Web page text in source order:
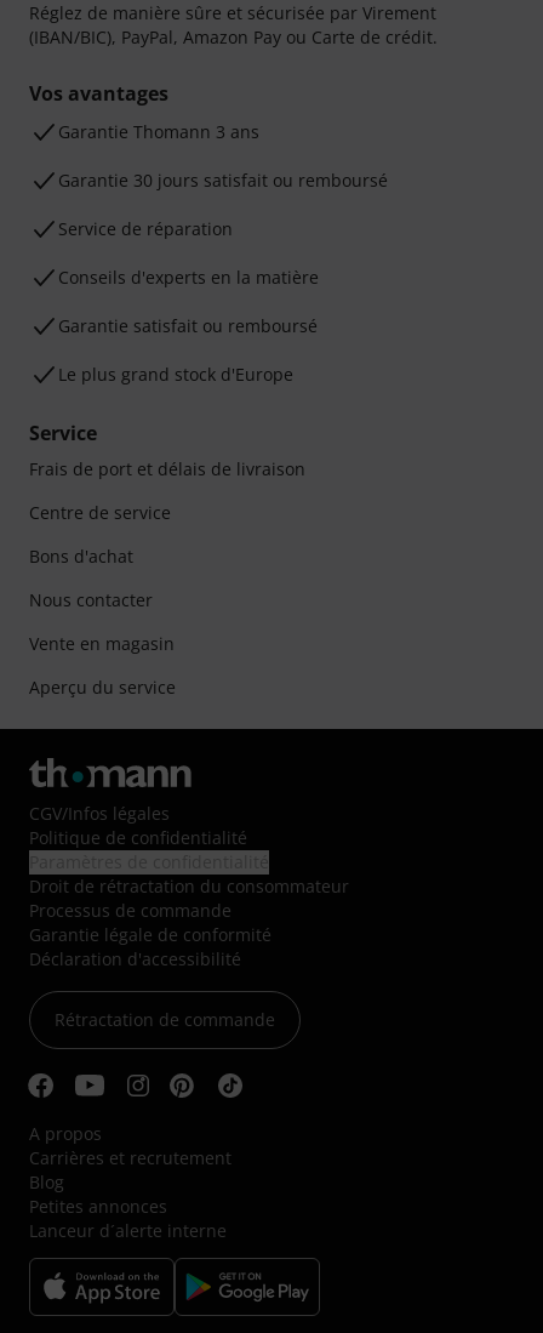
Réglez de manière sûre et sécurisée par Virement
(IBAN/BIC), PayPal, Amazon Pay ou Carte de crédit.
Vos avantages
Ga­ran­tie Thomann 3 ans
Garantie 30 jours satisfait ou remboursé
Service de réparation
Conseils d'experts en la matière
Garantie satisfait ou remboursé
Le plus grand stock d'Europe
Service
Frais de port et délais de livraison
Centre de service
Bons d'achat
Nous contacter
Vente en magasin
Aperçu du service
CGV/Infos légales
Politique de confidentialité
Droit de rétractation du consommateur
Processus de commande
Garantie légale de conformité
Déclaration d'accessibilité
Rétractation de commande
A propos
Carrières et recrutement
Blog
Petites annonces
Lanceur d´alerte interne